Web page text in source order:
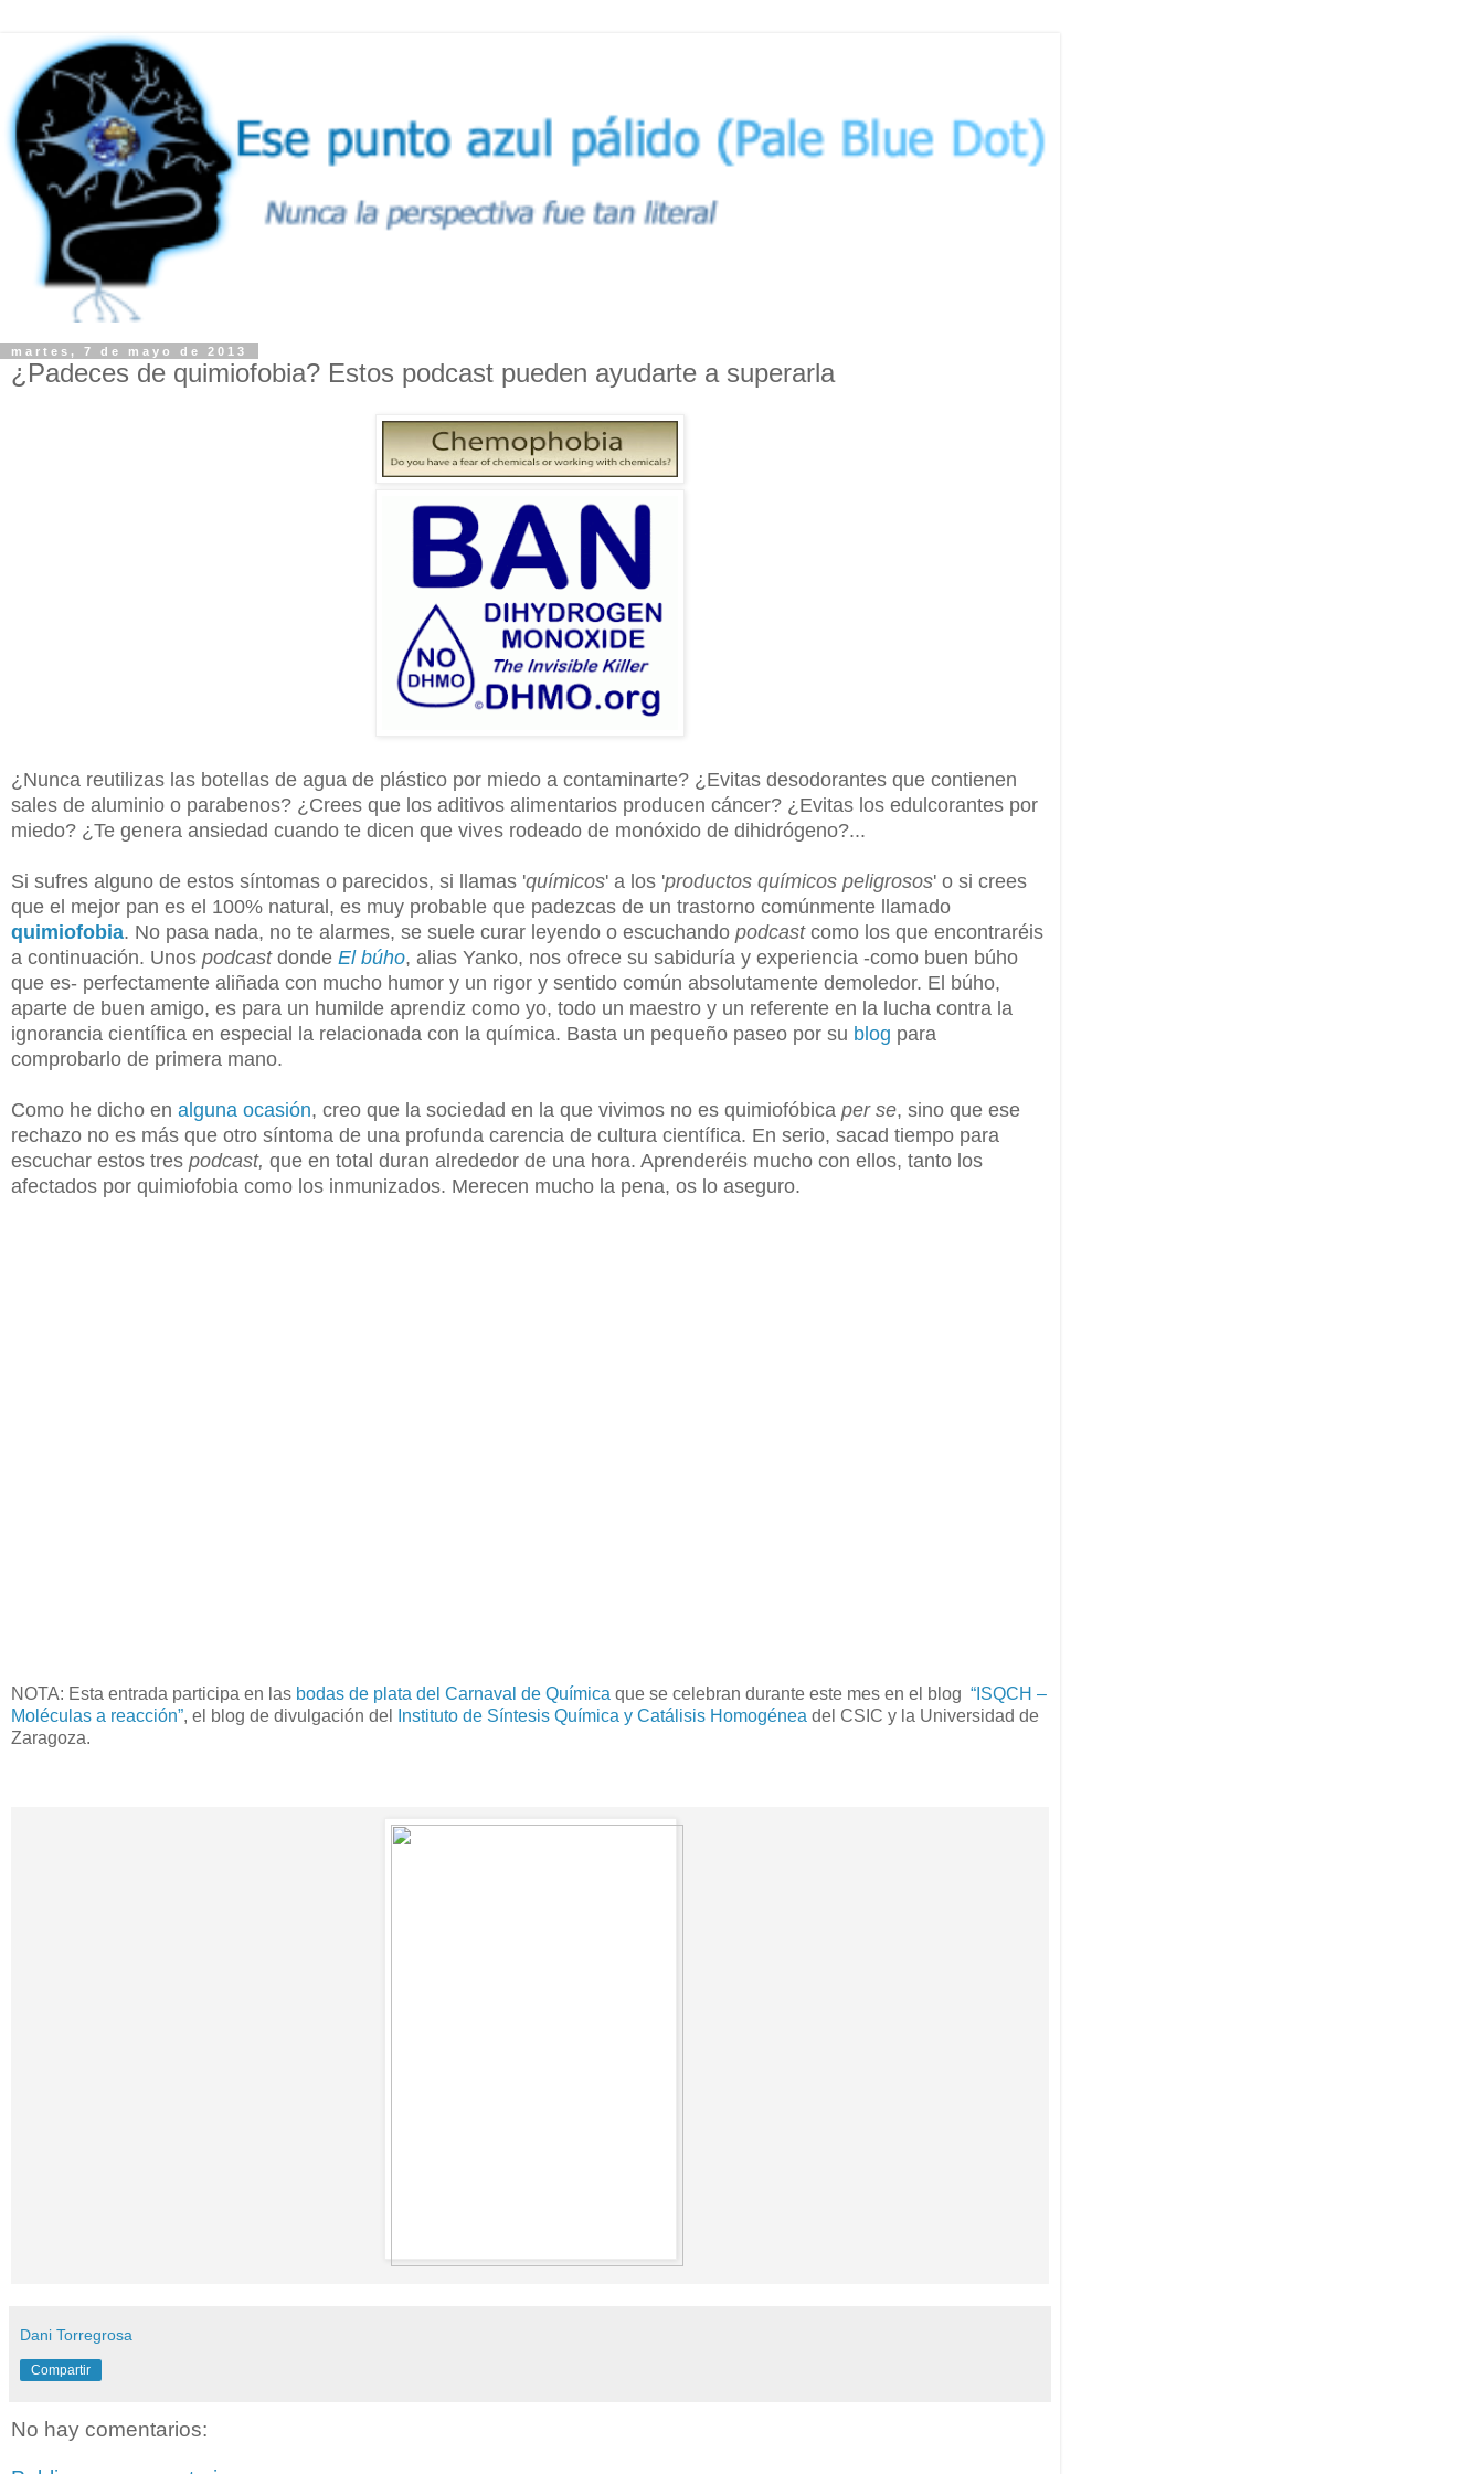
martes, 7 de mayo de 2013
¿Padeces de quimiofobia? Estos podcast pueden ayudarte a superarla
¿Nunca reutilizas las botellas de agua de plástico por miedo a contaminarte? ¿Evitas desodorantes que contienen
sales de aluminio o parabenos? ¿Crees que los aditivos alimentarios producen cáncer? ¿Evitas los edulcorantes por
miedo? ¿Te genera ansiedad cuando te dicen que vives rodeado de monóxido de dihidrógeno?...
Si sufres alguno de estos síntomas o parecidos, si llamas 'químicos' a los 'productos químicos peligrosos' o si crees
que el mejor pan es el 100% natural, es muy probable que padezcas de un trastorno comúnmente llamado
quimiofobia. No pasa nada, no te alarmes, se suele curar leyendo o escuchando podcast como los que encontraréis
a continuación. Unos podcastdonde El búho, alias Yanko, nos ofrece su sabiduría y experiencia -como buen búho
que es- perfectamente aliñada con mucho humor y un rigor y sentido común absolutamente demoledor. El búho,
aparte de buen amigo, es para un humilde aprendiz como yo, todo un maestro y un referente en la lucha contra la
ignorancia científica en especial la relacionada con la química. Basta un pequeño paseo por su blog para
comprobarlo de primera mano.
Como he dicho en alguna ocasión, creo que la sociedad en la que vivimos no es quimiofóbica per se, sino que ese
rechazo no es más que otro síntoma de una profunda carencia de cultura científica. En serio, sacad tiempo para
escuchar estos tres podcast, que en total duran alrededor de una hora. Aprenderéis mucho con ellos, tanto los
afectados por quimiofobia como los inmunizados. Merecen mucho la pena, os lo aseguro.
NOTA: Esta entrada participa en las bodas de plata del Carnaval de Química que se celebran durante este mes en el blog “ISQCH –
Moléculas a reacción”, el blog de divulgación del Instituto de Síntesis Química y Catálisis Homogénea del CSIC y la Universidad de
Zaragoza.
Dani Torregrosa
Compartir
No hay comentarios: